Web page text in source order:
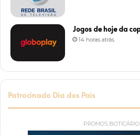
Jogos de hoje da
14 horas atrás
Patrocinado Dia dos Pais
PROMOS BOTICÁRIO